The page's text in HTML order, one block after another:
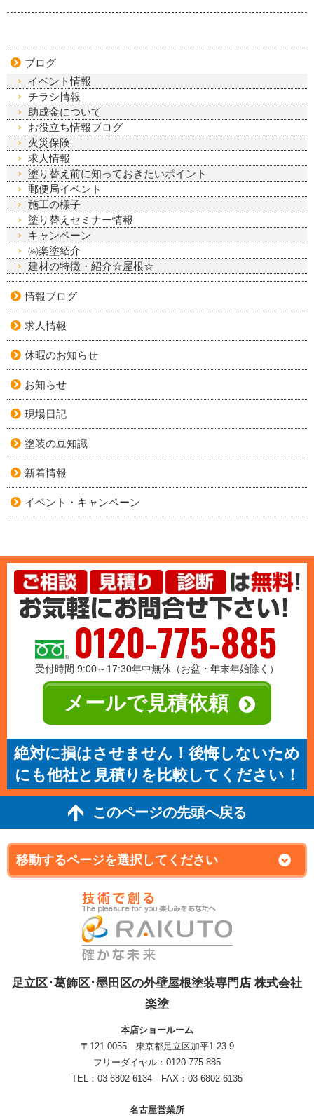
ブログ
イベント情報
チラシ情報
助成金について
お役立ち情報ブログ
火災保険
求人情報
塗り替え前に知っておきたいポイント
郵便局イベント
施工の様子
塗り替えセミナー情報
キャンペーン
㈱楽塗紹介
建材の特徴・紹介☆屋根☆
情報ブログ
求人情報
休暇のお知らせ
お知らせ
現場日記
塗装の豆知識
新着情報
イベント・キャンペーン
0120-775-885
受付時間 9:00～17:30年中無休（お盆・年末年始除く）
メールで見積依頼
絶対に損はさせません！後悔しないため
にも他社と見積りを比較してください！
このページの先頭へ戻る
足立区･葛飾区･墨田区の外壁屋根塗装専門店 株式会社
楽塗
本店ショールーム
〒121-0055 東京都足立区加平1-23-9
フリーダイヤル：0120-775-885
TEL：03-6802-6134 FAX：03-6802-6135
名古屋営業所